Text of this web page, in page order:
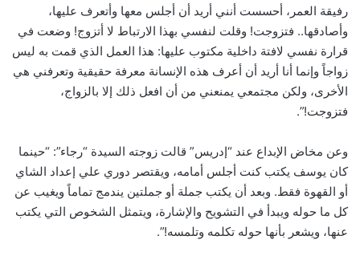
رفيقة العمر، أحسست أنني أريد أن أجلس معها وأتعرف عليها،
وأصادقها.. فتزوجت! وقلت لنفسي بهذا الارتباط لا أتزوج! وضعت في
قرارة نفسي لافتة داخلية مكتوب عليها: هذا العمل الذي قمت به ليس
زواجاً وإنما أنا أريد أن أعرف هذه الإنسانة معرفة حقيقية وتعرفني هي
الأخرى، ولكن مجتمعي يمنعني من أن افعل ذلك إلا بالزواج،
فتزوجت!”.
وعن مخاض الإبداع عند “إدريس” قالت زوجته السيدة “رجاء”: “حينما
كان يوسف يكتب كنت أجلس أمامه، ويقتصر دوري علي إعداد الشاي
أو القهوة فقط. وبعد أن يكتب جملة أو جملتين يندمج تماماً ويغيب عن
كل ما حوله ويبدأ في التشويح والإشارة، ويتمثل الشخوص التي يكتب
عنها، ويشعر بأنها حوله تكلمه وتلمسه!”.